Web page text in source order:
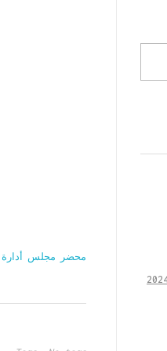
م
ض
محضر مجلس أدارة شركة